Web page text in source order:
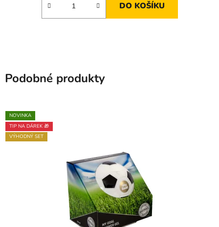
DO KOŠÍKU
Podobné produkty
NOVINKA
TIP NA DÁREK 🎁
VÝHODNÝ SET